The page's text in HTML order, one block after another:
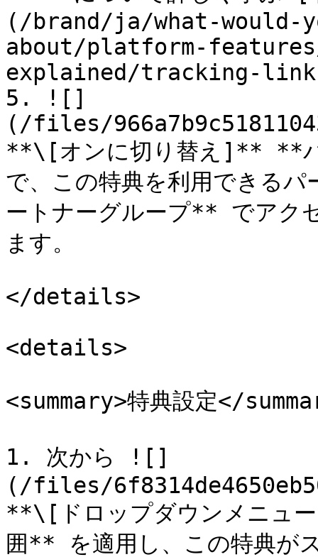
(/brand/ja/what-
about/platform-
explained/tracking-
5. ![]
(/files/
**\[オンに切り替え]** **パ
で、この特典を利用できる
ートナーグループ** でアク
ます。
</details>
<details>
<summary>特典設定</
1. 次から ![]
(/files/
**\[ドロップダウンメニュ
囲** を適用し、この特典が